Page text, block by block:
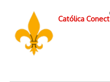
Católica Conect